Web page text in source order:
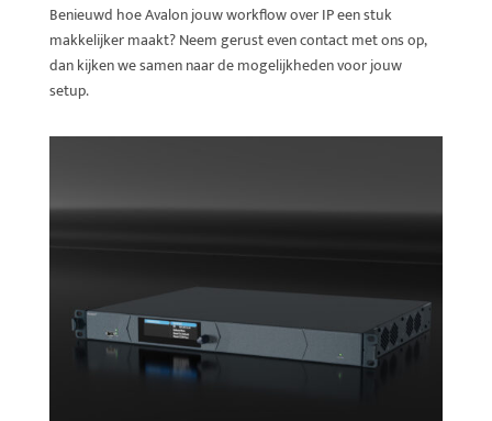
Benieuwd hoe Avalon jouw workflow over IP een stuk
makkelijker maakt? Neem gerust even contact met ons op,
dan kijken we samen naar de mogelijkheden voor jouw
setup.